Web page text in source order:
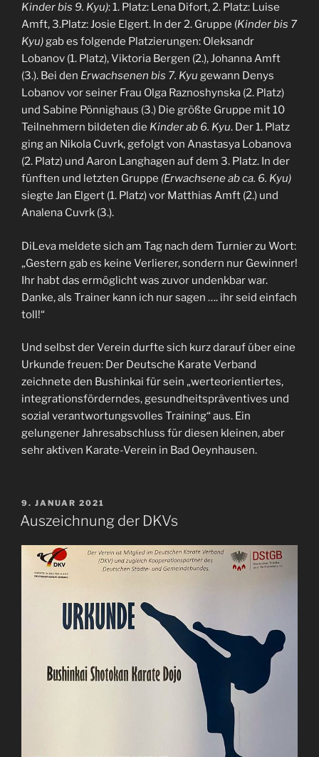
Kinder bis 9. Kyu): 1. Platz: Lena Difort, 2. Platz: Luise
Amft, 3.Platz: Josie Elgert. In der 2. Gruppe (Kinder bis 7
Kyu)gab es folgende Platzierungen: Oleksandr
Lobanov (1. Platz), Viktoria Bergen (2.), Johanna Amft
(3.). Bei den Erwachsenen bis 7. Kyu gewann Denys
Lobanov vor seiner Frau Olga Raznoshynska (2. Platz)
und Sabine Pönnighaus (3.) Die größte Gruppe mit 10
Teilnehmern bildeten die Kinder ab 6. Kyu. Der 1. Platz
ging an Nikola Cuvrk, gefolgt von Anastasya Lobanova
(2. Platz) und Aaron Langhagen auf dem 3. Platz. In der
fünften und letzten Gruppe (Erwachsene ab ca. 6. Kyu)
siegte Jan Elgert (1. Platz) vor Matthias Amft (2.) und
Analena Cuvrk (3.).
DiLeva meldete sich am Tag nach dem Turnier zu Wort:
„Gestern gab es keine Verlierer, sondern nur Gewinner!
Ihr habt das ermöglicht was zuvor undenkbar war.
Danke, als Trainer kann ich nur sagen …. ihr seid einfach
toll!“
Und selbst der Verein durfte sich kurz darauf über eine
Urkunde freuen: Der Deutsche Karate Verband
zeichnete den Bushinkai für sein „werteorientiertes,
integrationsförderndes, gesundheitspräventives und
sozial verantwortungsvolles Training“ aus. Ein
gelungener Jahresabschluss für diesen kleinen, aber
sehr aktiven Karate-Verein in Bad Oeynhausen.
VERÖFFENTLICHT
AM
9. JANUAR 2021
Auszeichnung der DKVs